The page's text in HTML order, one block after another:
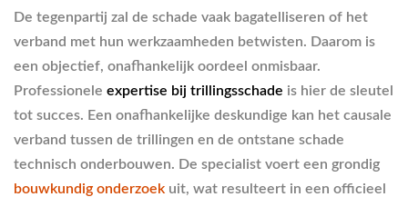
De tegenpartij zal de schade vaak bagatelliseren of het
verband met hun werkzaamheden betwisten. Daarom is
een objectief, onafhankelijk oordeel onmisbaar.
Professionele expertise bij trillingsschade is hier de sleutel
tot succes. Een onafhankelijke deskundige kan het causale
verband tussen de trillingen en de ontstane schade
technisch onderbouwen. De specialist voert een grondig
bouwkundig onderzoek uit, wat resulteert in een officieel